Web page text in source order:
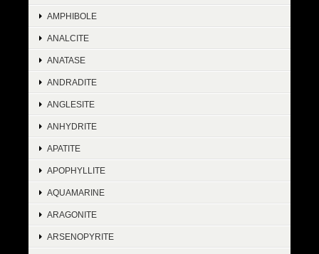
AMPHIBOLE
ANALCITE
ANATASE
ANDRADITE
ANGLESITE
ANHYDRITE
APATITE
APOPHYLLITE
AQUAMARINE
ARAGONITE
ARSENOPYRITE